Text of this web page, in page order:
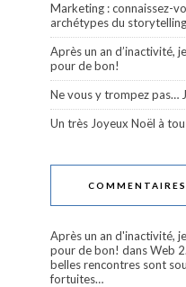
Marketing : connaissez-
archétypes du
Après un an d’inactivité,
pour de bon!
Ne vous y trompez pas…
Un très Joyeux Noël à
Après un an d'inactivité,
pour de bon! dansWeb
belles rencontres sont
fortuites…